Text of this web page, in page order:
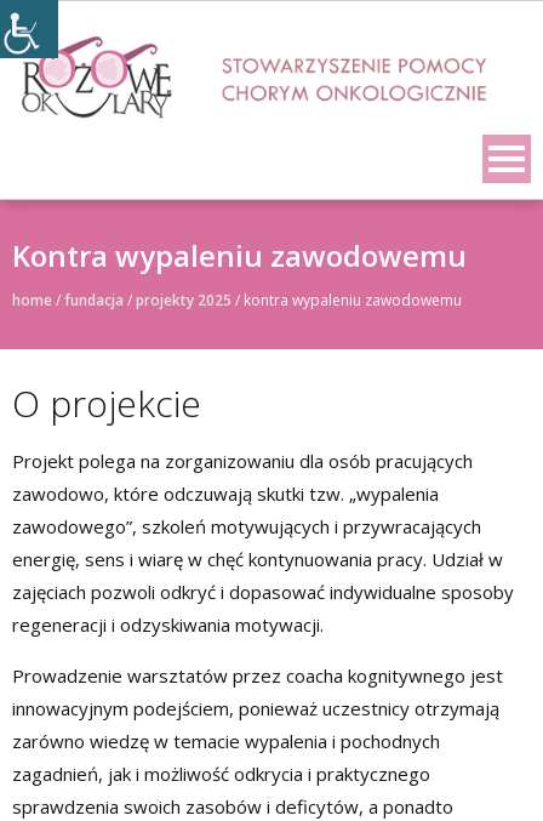
Skip
to
content
Kontra wypaleniu zawodowemu
home /fundacja /projekty 2025 / kontra wypaleniu zawodowemu
O projekcie
Projekt polega na zorganizowaniu dla osób pracujących
zawodowo, które odczuwają skutki tzw. „wypalenia
zawodowego”, szkoleń motywujących i przywracających
energię, sens i wiarę w chęć kontynuowania pracy. Udział w
zajęciach pozwoli odkryć i dopasować indywidualne sposoby
regeneracji i odzyskiwania motywacji.
Prowadzenie warsztatów przez coacha kognitywnego jest
innowacyjnym podejściem, ponieważ uczestnicy otrzymają
zarówno wiedzę w temacie wypalenia i pochodnych
zagadnień, jak i możliwość odkrycia i praktycznego
sprawdzenia swoich zasobów i deficytów, a ponadto